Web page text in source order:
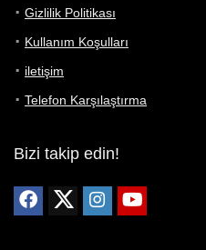
Gizlilik Politikası
Kullanım Koşulları
iletişim
Telefon Karşılaştırma
Bizi takip edin!